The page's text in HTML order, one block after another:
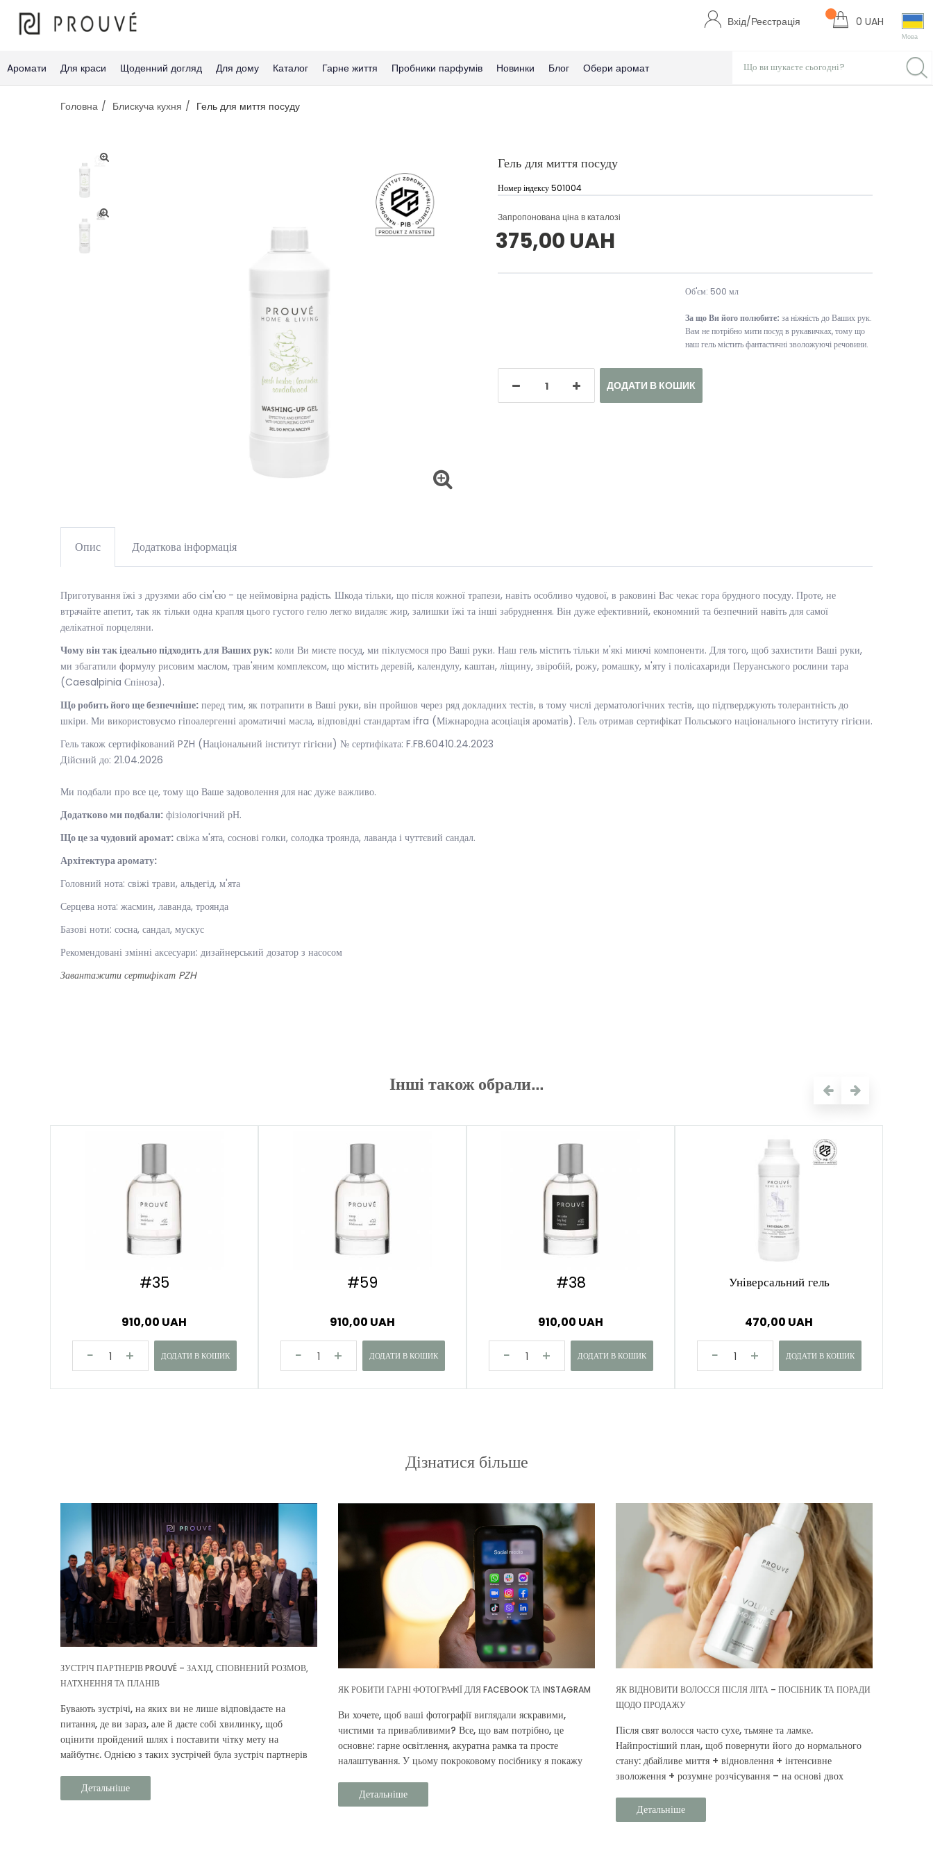
Вхід/Реєстрація 0 UAH
Мова
Aромати Для краси Щоденний догляд Для дому Каталог Гарне життя Пробники парфумів Новинки Блог Обери аромат
Головна Блискуча кухня Гель для миття посуду
Гель для миття посуду
Номер індексу 501004
Запропонована ціна в каталозі
375,00 UAH
Об'єм: 500 мл
За що Ви його полюбите: за ніжність до Ваших рук.
Вам не потрібно мити посуд в рукавичках, тому що
наш гель містить фантастичні зволожуючі речовини.
ДОДАТИ В КОШИК
Опис Додаткова інформація
Приготування їжі з друзями або сім'єю - це неймовірна радість. Шкода тільки, що після кожної трапези, навіть особливо чудової, в раковині Вас чекає гора брудного посуду. Проте, не
втрачайте апетит, так як тільки одна крапля цього густого гелю легко видаляє жир, залишки їжі та інші забруднення. Він дуже ефективний, економний та безпечний навіть для самої
делікатної порцеляни.
Чому він так ідеально підходить для Ваших рук: коли Ви миєте посуд, ми піклуємося про Ваші руки. Наш гель містить тільки м'які миючі компоненти. Для того, щоб захистити Ваші руки,
ми збагатили формулу рисовим маслом, трав'яним комплексом, що містить деревій, календулу, каштан, ліщину, звіробій, рожу, ромашку, м'яту і полісахариди Перуанського рослини тара
(Caesalpinia Спіноза).
Що робить його ще безпечніше: перед тим, як потрапити в Ваші руки, він пройшов через ряд докладних тестів, в тому числі дерматологічних тестів, що підтверджують толерантність до
шкіри. Ми використовуємо гіпоалергенні ароматичні масла, відповідні стандартам ifra (Міжнародна асоціація ароматів). Гель отримав сертифікат Польського національного інституту гігієни.
Гель також сертифікований PZH (Національний інститут гігієни) № сертифіката: F.FB.60410.24.2023
Дійсний до: 21.04.2026
Ми подбали про все це, тому що Ваше задоволення для нас дуже важливо.
Додатково ми подбали: фізіологічний рН.
Що це за чудовий аромат: свіжа м'ята, соснові голки, солодка троянда, лаванда і чуттєвий сандал.
Архітектура аромату:
Головний нота: свіжі трави, альдегід, м'ята
Серцева нота: жасмин, лаванда, троянда
Базові ноти: сосна, сандал, мускус
Рекомендовані змінні аксесуари: дизайнерський дозатор з насосом
Завантажити сертифікат PZH
Інші також обрали...
#35
910,00 UAH
ДОДАТИ В КОШИК
#59
910,00 UAH
ДОДАТИ В КОШИК
#38
910,00 UAH
ДОДАТИ В КОШИК
Універсальний гель
470,00 UAH
ДОДАТИ В КОШИК
Дізнатися більше
ЗУСТРІЧ ПАРТНЕРІВ PROUVÉ – ЗАХІД, СПОВНЕНИЙ РОЗМОВ,
НАТХНЕННЯ ТА ПЛАНІВ
Бувають зустрічі, на яких ви не лише відповідаєте на
питання, де ви зараз, але й даєте собі хвилинку, щоб
оцінити пройдений шлях і поставити чітку мету на
майбутнє. Однією з таких зустрічей була зустріч партнерів
Детальніше
ЯК РОБИТИ ГАРНІ ФОТОГРАФІЇ ДЛЯ FACEBOOK ТА INSTAGRAM
Ви хочете, щоб ваші фотографії виглядали яскравими,
чистими та привабливими? Все, що вам потрібно, це
основне: гарне освітлення, акуратна рамка та просте
налаштування. У цьому покроковому посібнику я покажу
повсякденне життя.
Детальніше
ЯК ВІДНОВИТИ ВОЛОССЯ ПІСЛЯ ЛІТА – ПОСІБНИК ТА ПОРАДИ
ЩОДО ПРОДАЖУ
Після свят волосся часто сухе, тьмяне та ламке.
Найпростіший план, щоб повернути його до нормального
стану: дбайливе миття + відновлення + інтенсивне
зволоження + розумне розчісування – на основі двох
захист.Детальніше